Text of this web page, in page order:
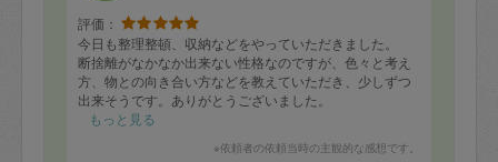
評価：
今日も整理整頓、収納などをやっていただきました。
断捨離がなかなか出来ない性格なのですが、色々と考え
方、物との向き合い方などを教えていただき、少しずつ
出来そうです。ありがとうございました。
もっと見る
※依頼者の依頼当時の主観的な感想です。